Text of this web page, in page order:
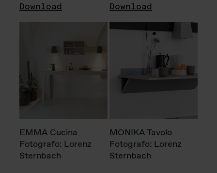
Download Download
EMMA Cucina
Fotografo: Lorenz
Sternbach
MONIKA Tavolo
Fotografo: Lorenz
Sternbach